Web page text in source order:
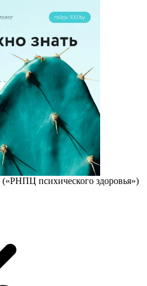
(«РНПЦ психического здоровья»)